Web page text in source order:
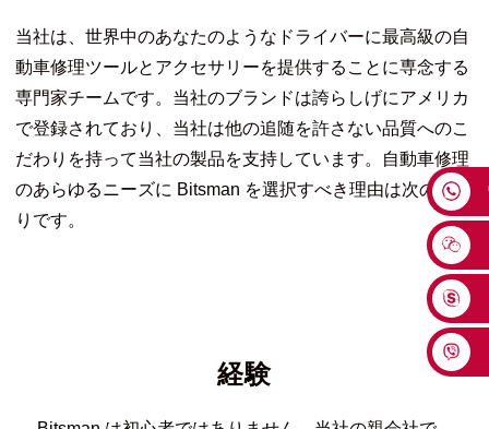
当社は、世界中のあなたのようなドライバーに最高級の自
動車修理ツールとアクセサリーを提供することに専念する
専門家チームです。当社のブランドは誇らしげにアメリカ
で登録されており、当社は他の追随を許さない品質へのこ
だわりを持って当社の製品を支持しています。自動車修理
のあらゆるニーズに Bitsman を選択すべき理由は次のとお
りです。
経験